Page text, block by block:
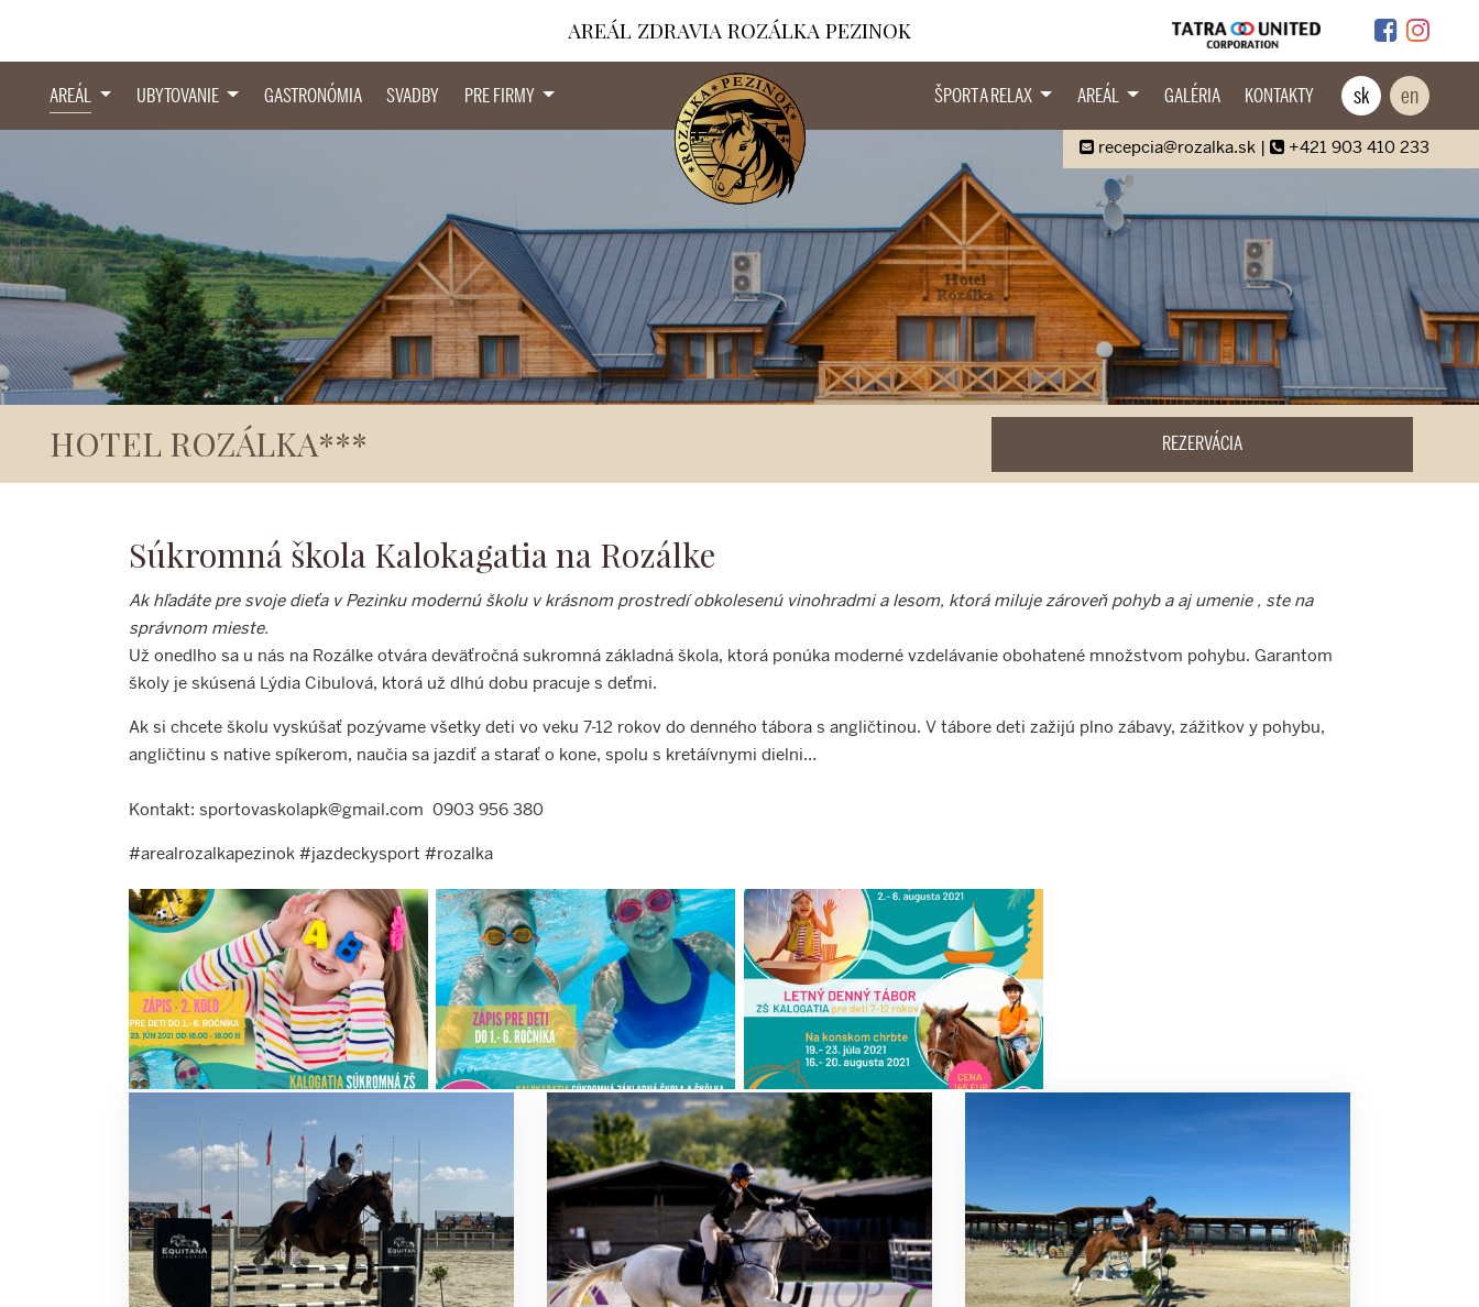
AREÁL ZDRAVIA ROZÁLKA PEZINOK
AREÁL UBYTOVANIE GASTRONÓMIA SVADBY PRE FIRMY ŠPORT A RELAX AREÁL GALÉRIA KONTAKTY sk en
recepcia@rozalka.sk | +421 903 410 233
HOTEL ROZÁLKA*** REZERVÁCIA
Súkromná škola Kalokagatia na Rozálke
Ak hľadáte pre svoje dieťa v Pezinku modernú školu v krásnom prostredí obkolesenú vinohradmi a lesom, ktorá miluje zároveň pohyb a aj umenie , ste na
správnom mieste.
Už onedlho sa u nás na Rozálke otvára deväťročná sukromná základná škola, ktorá ponúka moderné vzdelávanie obohatené množstvom pohybu. Garantom
školy je skúsená Lýdia Cibulová, ktorá už dlhú dobu pracuje s deťmi.
Ak si chcete školu vyskúšať pozývame všetky deti vo veku 7-12 rokov do denného tábora s angličtinou. V tábore deti zažijú plno zábavy, zážitkov y pohybu,
angličtinu s native spíkerom, naučia sa jazdiť a starať o kone, spolu s kretáívnymi dielni…
Kontakt: sportovaskolapk@gmail.com 0903 956 380
#arealrozalkapezinok #jazdeckysport #rozalka